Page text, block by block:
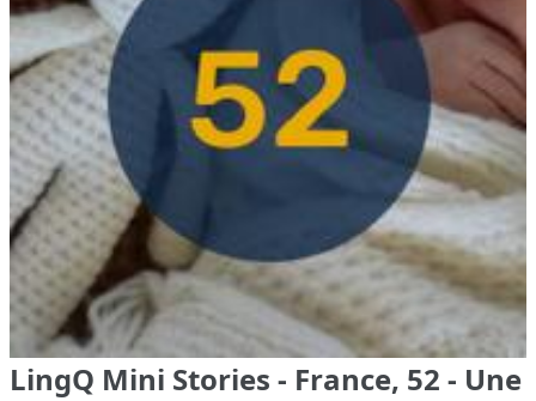
LingQ Mini Stories - France, 52 - Une